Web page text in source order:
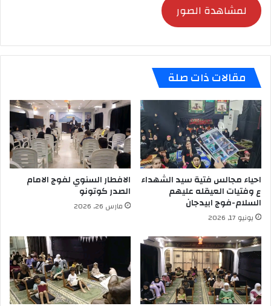
لمشاهدة الصور
مقالات ذات صلة
احياء مجالس فتية سيد الشهداء
ع وفتيات العيقله عليهم
السلام-فوج ابيدجان
يونيو 17, 2026
الافطار السنوي لفوج الامام
الصدر كوتونو
مارس 26, 2026